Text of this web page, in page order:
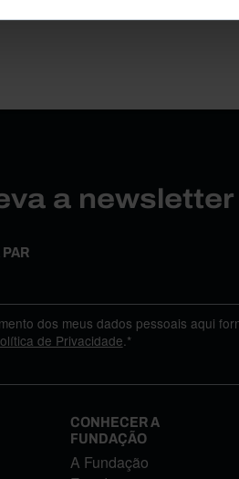
a
dos meus dados pessoais aqui
de Privacidade.*
CONHECER A
FUNDAÇÃO
A Fundação